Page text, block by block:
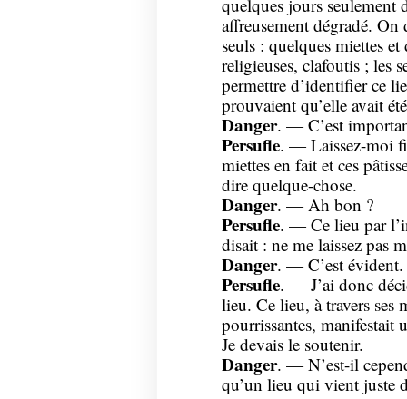
quelques jours seulement
affreusement dégradé.
seuls : quelques miettes
religieuses, clafoutis ; les
permettre d’identifier ce
prouvaient qu’elle avait
Danger. — C’est
Persufle. — Laissez-moi
miettes en fait et ces
dire quelque-chose.
Danger. — Ah bon ?
Persufle. — Ce lieu par
disait : ne me laissez pas
Danger. — C’est évident.
Persufle. — J’ai donc
lieu. Ce lieu, à travers ses
pourrissantes, manifestait
Je devais le soutenir.
Danger. — N’est-il
qu’un lieu qui vient juste